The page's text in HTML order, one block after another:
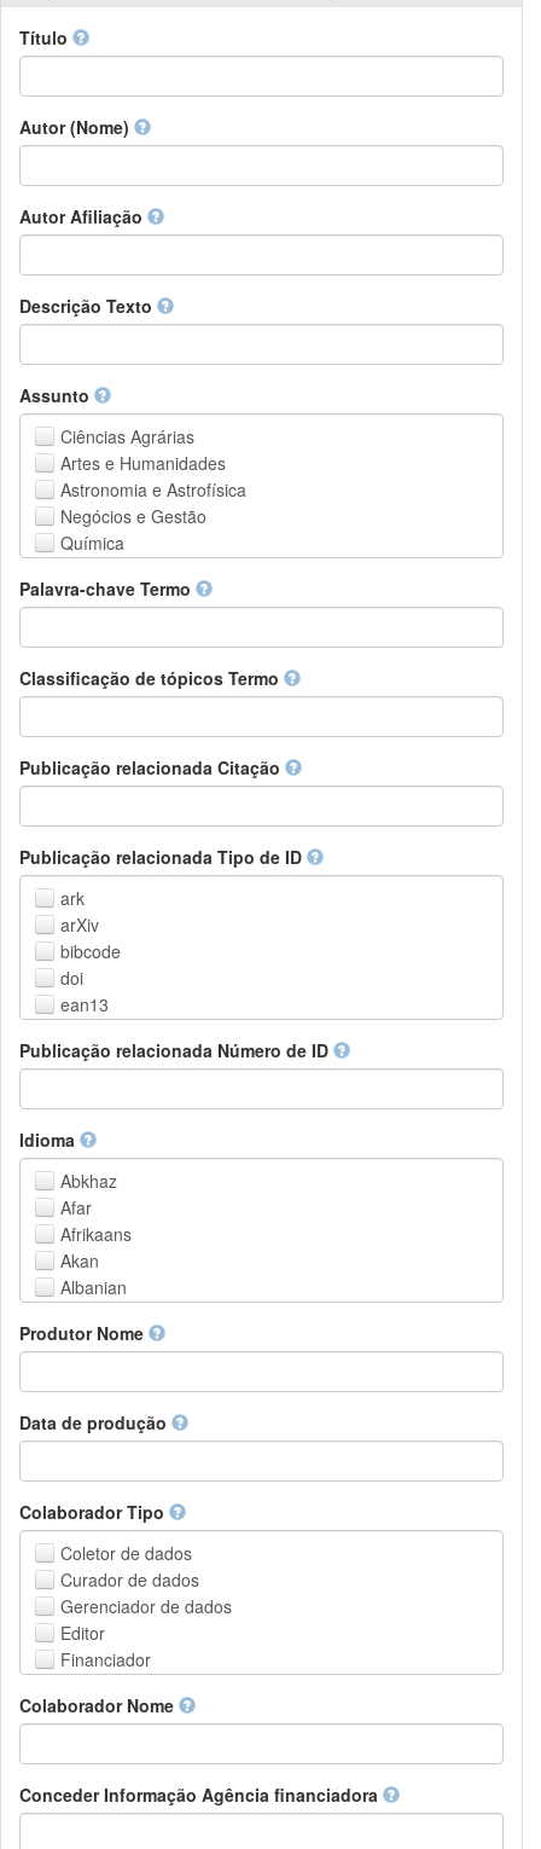
Ciências matemáticas
Física
Ciências Sociais
Outros
Título
Autor (Nome)
Autor Afiliação
Descrição Texto
Assunto
Ciências Agrárias
Artes e Humanidades
Astronomia e Astrofísica
Negócios e Gestão
Química
Ciências da Terra e do meio ambiente
Direito
Ciências matemáticas
Medicina, Saúde e Ciências da Vida
Ciências Sociais
Outros
Palavra-chave Termo
Classificação de tópicos Termo
Publicação relacionada Citação
Publicação relacionada Tipo de ID
ark
arXiv
bibcode
doi
ean13
handle
issn
istc
lissn
lsid
pmid
purl
upc
url
urn
DASH-NRS
Publicação relacionada Número de ID
Idioma
Abkhaz
Afar
Afrikaans
Akan
Albanian
Arabic
Armenian
Assamese
Avaric
Aymara
Azerbaijani
Bambara
Bashkir
Basque
Belarusian
Bengali, Bangla
Bislama
Breton
Bulgarian
Burmese
Produtor Nome
Data de produção
Colaborador Tipo
Coletor de dados
Curador de dados
Gerenciador de dados
Editor
Financiador
Líder do projeto
Membro do projeto
Pessoa Relacionada
Pesquisador
Colaborador Nome
Conceder Informação Agência financiadora